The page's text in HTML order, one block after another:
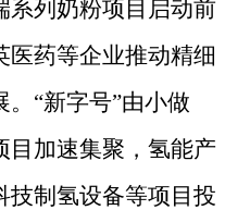
系列奶粉项目启动前
医药等企业推动精细
“新字号”由小做
目加速集聚，氢能产
技制氢设备等项目投